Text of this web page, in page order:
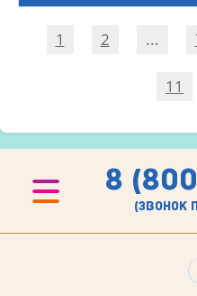
1 2 ...
11
8
(звонок